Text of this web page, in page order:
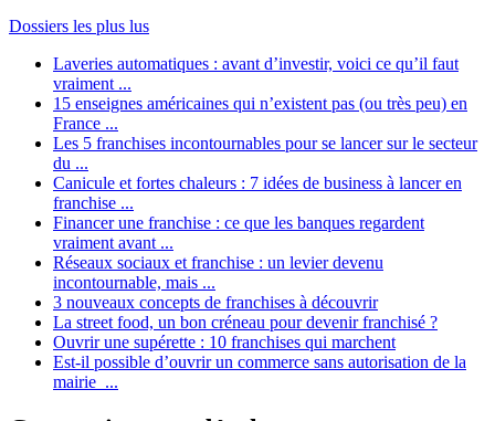
Dossiers les plus lus
Laveries automatiques : avant d’investir, voici ce qu’il faut
vraiment ...
15 enseignes américaines qui n’existent pas (ou très peu) en
France ...
Les 5 franchises incontournables pour se lancer sur le secteur
du ...
Canicule et fortes chaleurs : 7 idées de business à lancer en
franchise ...
Financer une franchise : ce que les banques regardent
vraiment avant ...
Réseaux sociaux et franchise : un levier devenu
incontournable, mais ...
3 nouveaux concepts de franchises à découvrir
La street food, un bon créneau pour devenir franchisé ?
Ouvrir une supérette : 10 franchises qui marchent
Est-il possible d’ouvrir un commerce sans autorisation de la
mairie ...